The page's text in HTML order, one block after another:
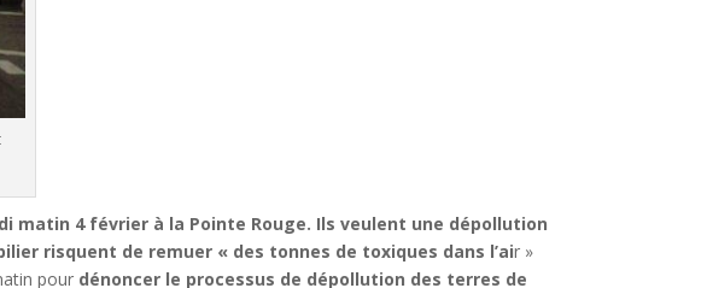
matin 4 février à la Pointe Rouge. Ils veulent une dépollution
risquent de remuer « des tonnes de toxiques dans l’air »
pour dénoncer le processus de dépollution des terres de